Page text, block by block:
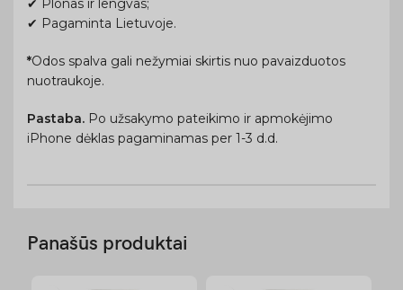
✔ Plonas ir lengvas;
✔ Pagaminta Lietuvoje.
*Odos spalva gali nežymiai skirtis nuo pavaizduotos
nuotraukoje.
Pastaba. Po užsakymo pateikimo ir apmokėjimo
iPhone dėklas pagaminamas per 1-3 d.d.
Panašūs produktai